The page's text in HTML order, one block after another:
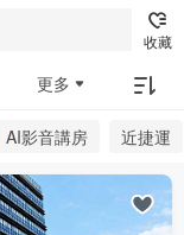
收藏
更多
AI影音講房 近捷運